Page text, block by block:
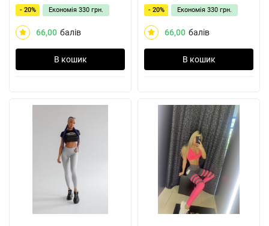
- 20% Економія 330 грн.
66,00 балів
В кошик
- 20% Економія 330 грн.
66,00 балів
В кошик